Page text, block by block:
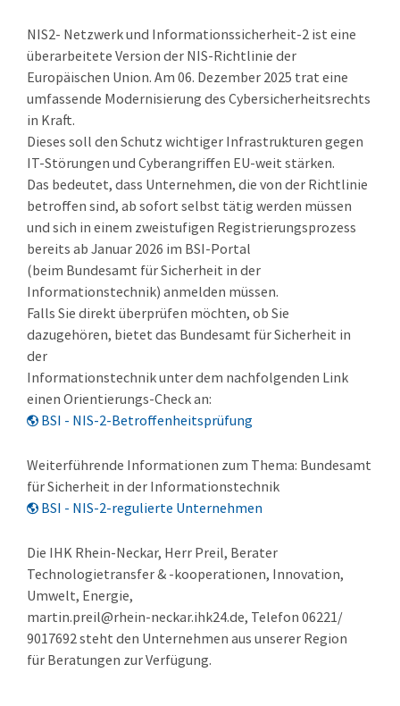
NIS2- Netzwerk und Informationssicherheit-2 ist eine
überarbeitete Version der NIS-Richtlinie der
Europäischen Union. Am 06. Dezember 2025 trat eine
umfassende Modernisierung des Cybersicherheitsrechts
in Kraft.
Dieses soll den Schutz wichtiger Infrastrukturen gegen
IT-Störungen und Cyberangriffen EU-weit stärken.
Das bedeutet, dass Unternehmen, die von der Richtlinie
betroffen sind, ab sofort selbst tätig werden müssen
und sich in einem zweistufigen Registrierungsprozess
bereits ab Januar 2026 im BSI-Portal
(beim Bundesamt für Sicherheit in der
Informationstechnik) anmelden müssen.
Falls Sie direkt überprüfen möchten, ob Sie
dazugehören, bietet das Bundesamt für Sicherheit in
der
Informationstechnik unter dem nachfolgenden Link
einen Orientierungs-Check an:
BSI - NIS-2-Betroffenheitsprüfung
Weiterführende Informationen zum Thema: Bundesamt
für Sicherheit in der Informationstechnik
BSI - NIS-2-regulierte Unternehmen
Die IHK Rhein-Neckar, Herr Preil, Berater
Technologietransfer & -kooperationen, Innovation,
Umwelt, Energie,
martin.preil@rhein-neckar.ihk24.de, Telefon 06221/
9017692 steht den Unternehmen aus unserer Region
für Beratungen zur Verfügung.